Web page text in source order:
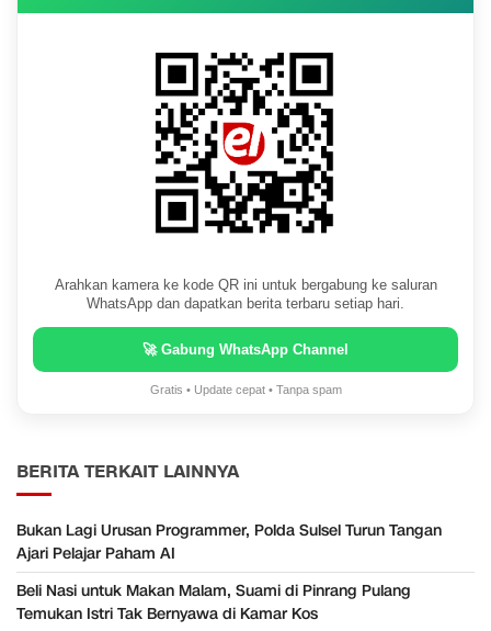
Arahkan kamera ke kode QR ini untuk bergabung ke saluran
WhatsApp dan dapatkan berita terbaru setiap hari.
🚀 Gabung WhatsApp Channel
Gratis • Update cepat • Tanpa spam
BERITA TERKAIT LAINNYA
Bukan Lagi Urusan Programmer, Polda Sulsel Turun Tangan
Ajari Pelajar Paham AI
Beli Nasi untuk Makan Malam, Suami di Pinrang Pulang
Temukan Istri Tak Bernyawa di Kamar Kos